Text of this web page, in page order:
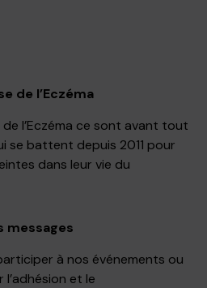
de l’Eczéma
de l’Eczéma ce sont avant tout
se battent depuis 2011 pour
dans leur vie du
messages
à nos événements ou
et le